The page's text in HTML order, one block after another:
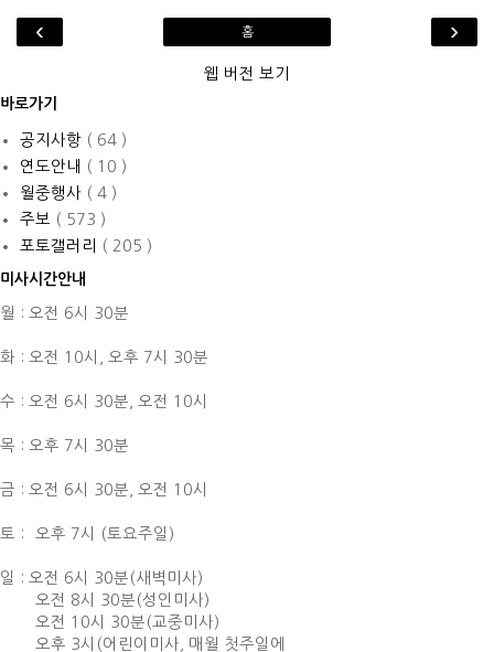
‹ ›
홈
웹 버전 보기
바로가기
공지사항 ( 64 )
연도안내
( 10 )
월중행사 ( 4 )
주보 ( 573 )
포토갤러리
( 205 )
미사시간안내
월 : 오전 6시 30분
화 : 오전 10시, 오후 7시 30분
수 : 오전 6시 30분, 오전 10시
목 : 오후 7시 30분
금 : 오전 6시 30분, 오전 10시
토 : 오후 7시 (토요주일)
일 : 오전 6시 30분(새벽미사)
오전 8시 30분(성인미사)
오전 10시 30분(교중미사)
오후 3시(어린이미사, 매월 첫주일에